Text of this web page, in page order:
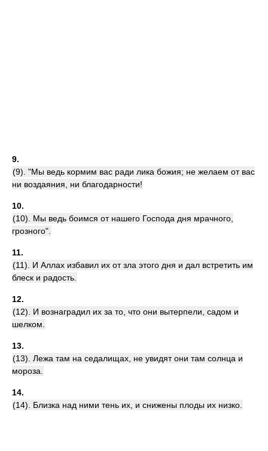
9.
(9). "Мы ведь кормим вас ради лика божия; не желаем от вас
ни воздаяния, ни благодарности!
10.
(10). Мы ведь боимся от нашего Господа дня мрачного,
грозного".
11.
(11). И Аллах избавил их от зла этого дня и дал встретить им
блеск и радость.
12.
(12). И вознаградил их за то, что они вытерпели, садом и
шелком.
13.
(13). Лежа там на седалищах, не увидят они там солнца и
мороза.
14.
(14). Близка над ними тень их, и снижены плоды их низко.